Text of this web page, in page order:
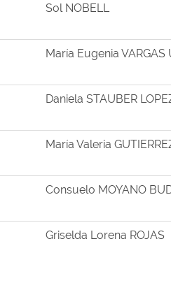
Sol NOBELL
María Eugenia VARGAS
Daniela STAUBER
María Valeria
Consuelo MOYANO
Griselda Lorena ROJAS